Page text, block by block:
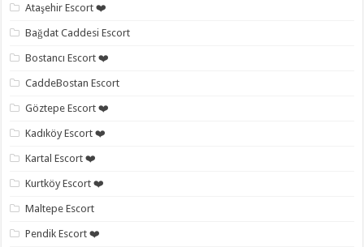
Ataşehir Escort ❤️
Bağdat Caddesi Escort
Bostancı Escort ❤️
CaddeBostan Escort
Göztepe Escort ❤️
Kadıköy Escort ❤️
Kartal Escort ❤️
Kurtköy Escort ❤️
Maltepe Escort
Pendik Escort ❤️